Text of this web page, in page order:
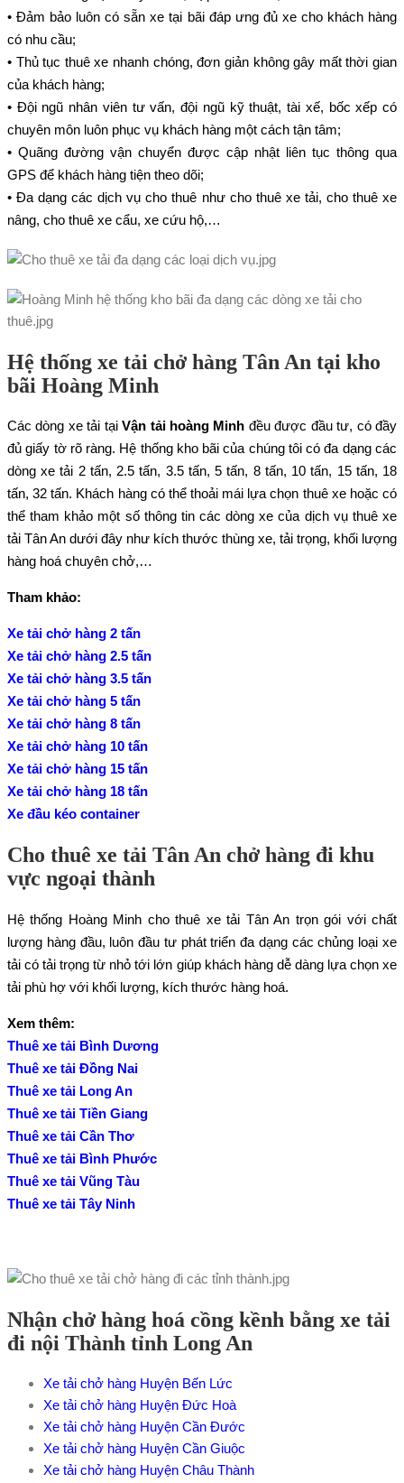
• Đảm bảo luôn có sẵn xe tại bãi đáp ưng đủ xe cho khách hàng
có nhu cầu;
• Thủ tục thuê xe nhanh chóng, đơn giản không gây mất thời gian
của khách hàng;
• Đội ngũ nhân viên tư vấn, đội ngũ kỹ thuật, tài xế, bốc xếp có
chuyên môn luôn phục vụ khách hàng một cách tận tâm;
• Quãng đường vận chuyển được cập nhật liên tục thông qua
GPS để khách hàng tiện theo dõi;
• Đa dạng các dịch vụ cho thuê như cho thuê xe tải, cho thuê xe
nâng, cho thuê xe cẩu, xe cứu hộ,…
Hệ thống xe tải chở hàng Tân An tại kho
bãi Hoàng Minh
Các dòng xe tải tạiVận tải hoàng Minh đều được đầu tư, có đầy
đủ giấy tờ rõ ràng. Hệ thống kho bãi của chúng tôi có đa dạng các
dòng xe tải 2 tấn, 2.5 tấn, 3.5 tấn, 5 tấn, 8 tấn, 10 tấn, 15 tấn, 18
tấn, 32 tấn. Khách hàng có thể thoải mái lựa chọn thuê xe hoặc có
thể tham khảo một số thông tin các dòng xe của dịch vụ thuê xe
tải Tân An dưới đây như kích thước thùng xe, tải trọng, khối lượng
hàng hoá chuyên chở,…
Tham khảo:
Xe tải chở hàng 2 tấn
Xe tải chở hàng 2.5 tấn
Xe tải chở hàng 3.5 tấn
Xe tải chở hàng 5 tấn
Xe tải chở hàng 8 tấn
Xe tải chở hàng 10 tấn
Xe tải chở hàng 15 tấn
Xe tải chở hàng 18 tấn
Xe đầu kéo container
Cho thuê xe tải Tân An chở hàng đi khu
vực ngoại thành
Hệ thống Hoàng Minh cho thuê xe tải Tân An trọn gói với chất
lượng hàng đầu, luôn đầu tư phát triển đa dạng các chủng loại xe
tải có tải trọng từ nhỏ tới lớn giúp khách hàng dễ dàng lựa chọn xe
tải phù hợ với khối lượng, kích thước hàng hoá.
Xem thêm:
Thuê xe tải Bình Dương
Thuê xe tải Đồng Nai
Thuê xe tải Long An
Thuê xe tải Tiền Giang
Thuê xe tải Cần Thơ
Thuê xe tải Bình Phước
Thuê xe tải Vũng Tàu
Thuê xe tải Tây Ninh
Nhận chở hàng hoá cồng kềnh bằng xe tải
đi nội Thành tỉnh Long An
Xe tải chở hàng Huyện Bến Lức
Xe tải chở hàng Huyện Đức Hoà
Xe tải chở hàng Huyện Cần Đước
Xe tải chở hàng Huyện Cần Giuộc
Xe tải chở hàng Huyện Châu Thành